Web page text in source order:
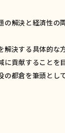
の解決と経済性の
解決する具体的な
に貢献することを
の都倉を筆頭とし